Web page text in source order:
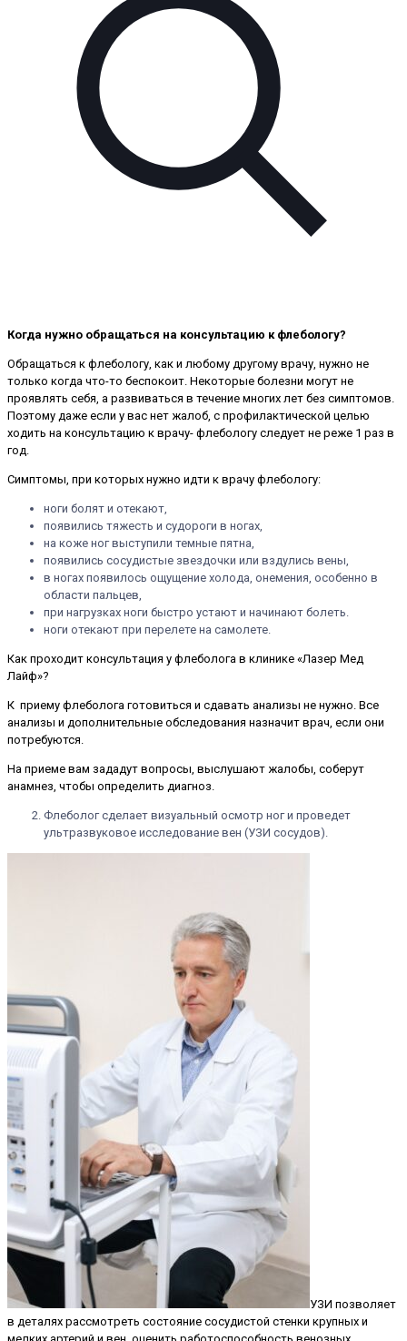
Когда нужно обращаться на консультацию к флебологу?
Обращаться к флебологу, как и любому другому врачу, нужно не
только когда что-то беспокоит. Некоторые болезни могут не
проявлять себя, а развиваться в течение многих лет без симптомов.
Поэтому даже если у вас нет жалоб, с профилактической целью
ходить на консультацию к врачу- флебологу следует не реже 1 раз в
год.
Симптомы, при которых нужно идти к врачу флебологу:
ноги болят и отекают,
появились тяжесть и судороги в ногах,
на коже ног выступили темные пятна,
появились сосудистые звездочки или вздулись вены,
в ногах появилось ощущение холода, онемения, особенно в
области пальцев,
при нагрузках ноги быстро устают и начинают болеть.
ноги отекают при перелете на самолете.
Как проходит консультация у флеболога в клинике «Лазер Мед
Лайф»?
К приему флеболога готовиться и сдавать анализы не нужно. Все
анализы и дополнительные обследования назначит врач, если они
потребуются.
На приеме вам зададут вопросы, выслушают жалобы, соберут
анамнез, чтобы определить диагноз.
Флеболог сделает визуальный осмотр ног и проведет
ультразвуковое исследование вен (УЗИ сосудов).
УЗИ позволяет
в деталях рассмотреть состояние сосудистой стенки крупных и